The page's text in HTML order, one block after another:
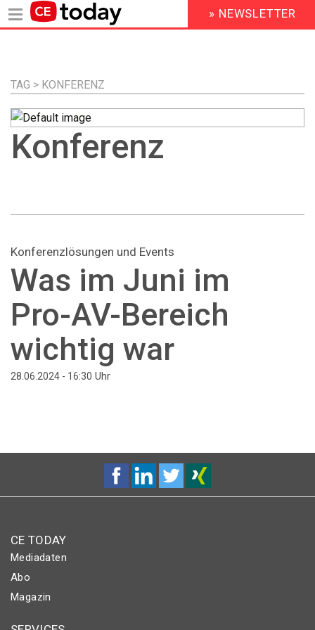
Inhalt
HEADER
MENU
» NEWSLETTER
TAG > KONFERENZ
Konferenz
Konferenzlösungen und Events
Was im Juni im
Pro-AV-Bereich
wichtig war
28.06.2024 - 16:30 Uhr
CE TODAY
Mediadaten
Abo
Magazin